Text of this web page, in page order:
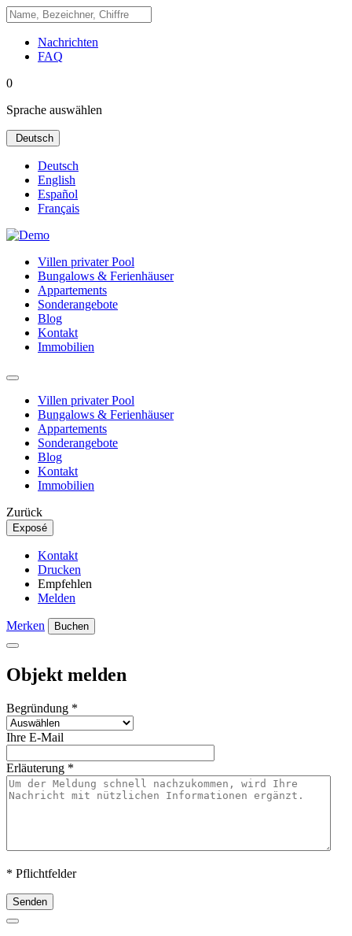
Nachrichten
FAQ
0
Sprache auswählen
Deutsch
Deutsch
English
Español
Français
Villen privater Pool
Bungalows & Ferienhäuser
Appartements
Sonderangebote
Blog
Kontakt
Immobilien
Villen privater Pool
Bungalows & Ferienhäuser
Appartements
Sonderangebote
Blog
Kontakt
Immobilien
Zurück
Exposé
Kontakt
Drucken
Empfehlen
Melden
Merken Buchen
Objekt melden
Begründung *
Ihre E-Mail
Erläuterung *
* Pflichtfelder
Senden